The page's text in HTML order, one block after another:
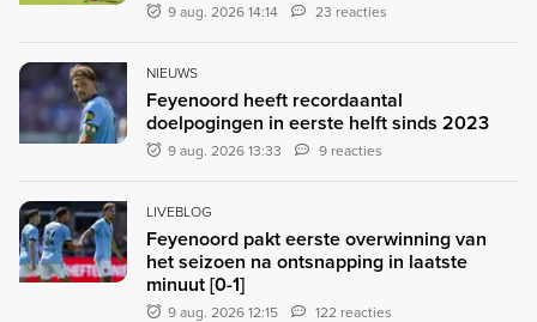
9 aug. 2026 14:14 23 reacties
NIEUWS
Feyenoord heeft recordaantal
doelpogingen in eerste helft sinds 2023
9 aug. 2026 13:33 9 reacties
LIVEBLOG
Feyenoord pakt eerste overwinning van
het seizoen na ontsnapping in laatste
minuut [0-1]
9 aug. 2026 12:15 122 reacties